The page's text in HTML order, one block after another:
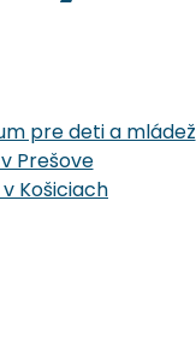
pre deti a mládež
Prešove
Košiciach